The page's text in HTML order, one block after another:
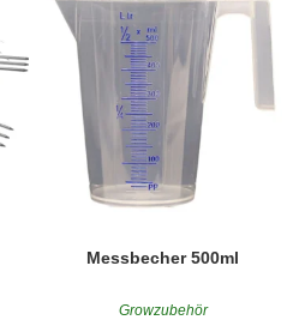
Messbecher 500ml
Growzubehör